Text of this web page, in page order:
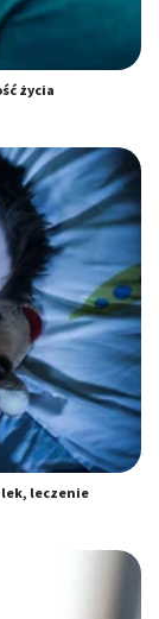
życia
lek, leczenie